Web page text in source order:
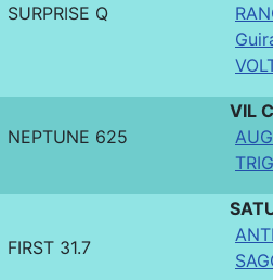
SURPRISE Q
NEPTUNE 625
VIL
FIRST 31.7